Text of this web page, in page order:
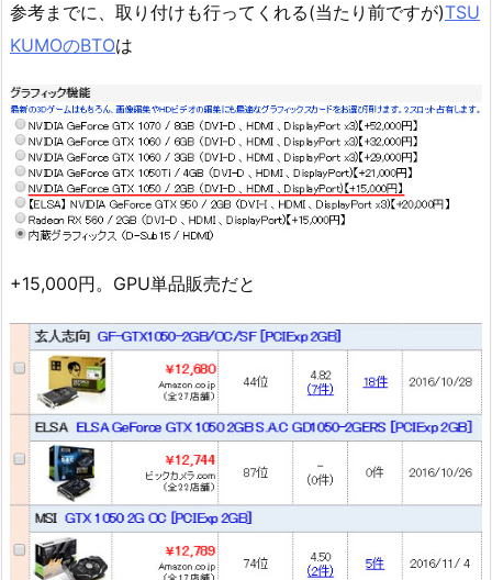
参考までに、取り付けも行ってくれる(当たり前ですが)TSU
KUMOのBTOは
+15,000円。GPU単品販売だと